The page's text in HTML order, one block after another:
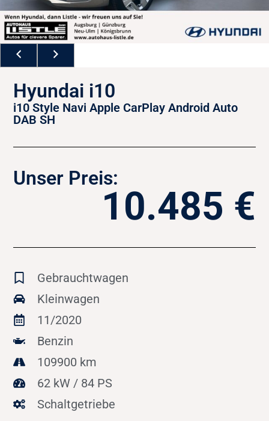
Hyundai i10
i10 Style Navi Apple CarPlay Android Auto
DAB SH
Unser Preis:
10.485 €
Gebrauchtwagen
Kleinwagen
11/2020
Benzin
109900 km
62 kW / 84 PS
Schaltgetriebe